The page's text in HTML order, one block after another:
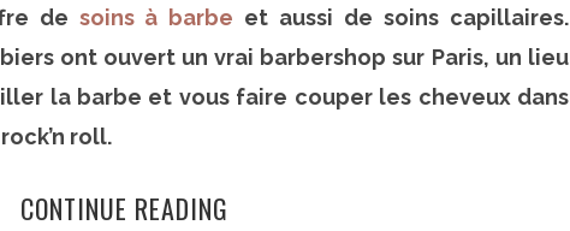
de soins à barbe et aussi de soins capillaires.
ont ouvert un vrai barbershop sur Paris, un lieu
la barbe et vous faire couper les cheveux dans
roll.
CONTINUE READING